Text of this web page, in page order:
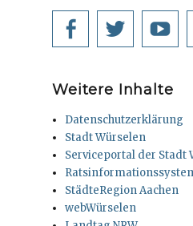
Facebook
Twitter
Weitere Inhalte
Datenschutzerklärung
Stadt Würselen
Serviceportal der Stadt
StädteRegion Aachen
webWürselen